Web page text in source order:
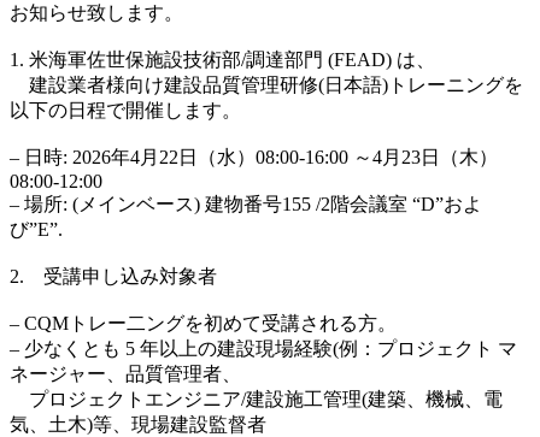
お知らせ致します。
1. 米海軍佐世保施設技術部/調達部門 (FEAD) は、
建設業者様向け建設品質管理研修(日本語)トレーニングを
以下の日程で開催します。
– 日時: 2026年4月22日（水）08:00-16:00 ～4月23日（木）
08:00-12:00
– 場所: (メインベース) 建物番号155 /2階会議室 “D”およ
び”E”.
2. 受講申し込み対象者
– CQMトレー二ングを初めて受講される方。
– 少なくとも 5 年以上の建設現場経験(例：プロジェクト マ
ネージャー、品質管理者、
プロジェクトエンジニア/建設施工管理(建築、機械、電
気、土木)等、現場建設監督者